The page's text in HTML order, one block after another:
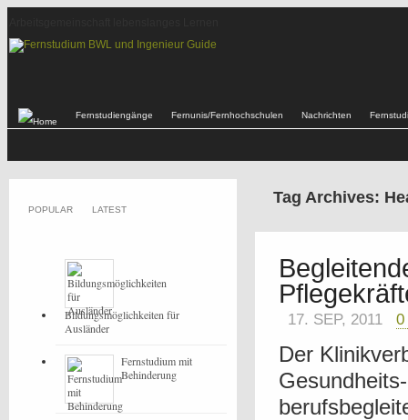
Fernstudiengänge Fernunis/Fernhochschulen Nachrichten
Tag Archives:
17. SEP, 2011 0
Der
POPULAR LATEST
Bildungsmöglichkeiten für
Ausländer
Fernstudium mit
Behinderung